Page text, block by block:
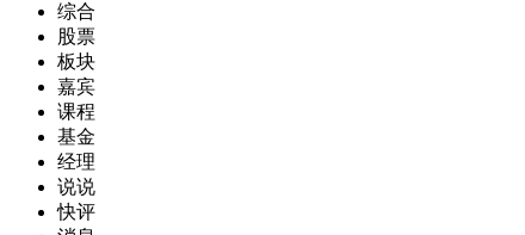
综合
股票
板块
嘉宾
课程
基金
经理
说说
快评